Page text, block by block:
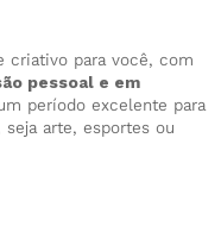
criativo para você, com
pessoal e em
período excelente para
arte, esportes ou